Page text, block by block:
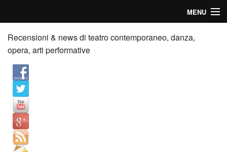
MENU
Home
Recensioni
Anticipazioni
News
Palazzi consiglia
Recensioni & news di teatro contemporaneo, danza,
opera, arti performative